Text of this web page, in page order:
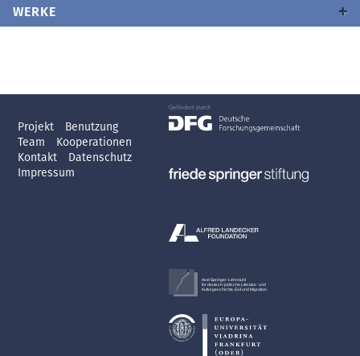
WERKE
Projekt
Benutzung
Team
Kooperationen
Kontakt
Datenschutz
Impressum
Axel Springer-Lehrstuhl
für deutsch-jüdische Literatur- und
Kulturgeschichte, Exil und Migration